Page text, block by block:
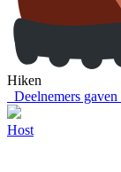
Hiken
Deelnemers gaven
Host